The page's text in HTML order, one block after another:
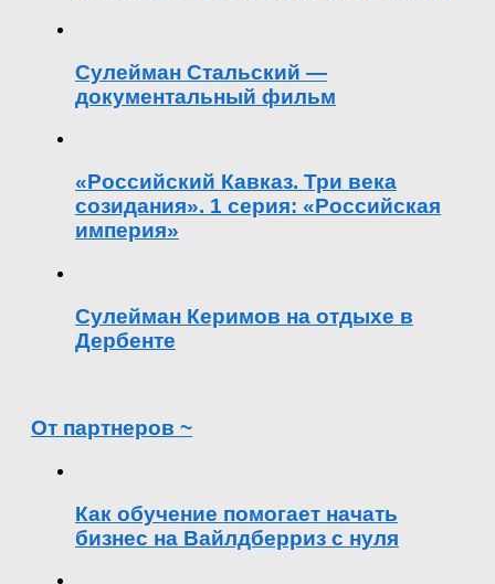
Сулейман Стальский —
документальный фильм
«Российский Кавказ. Три века
созидания». 1 серия: «Российская
империя»
Сулейман Керимов на отдыхе в
Дербенте
От партнеров ~
Как обучение помогает начать
бизнес на Вайлдберриз с нуля